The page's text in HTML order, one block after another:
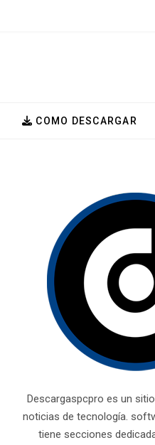
COMO DESCARGAR
Descargaspcpro es un
noticias de tecnología.
tiene secciones